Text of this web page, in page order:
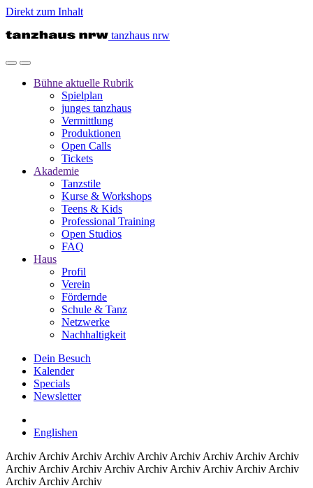
Direkt zum Inhalt
tanzhaus nrw
Bühne aktuelle Rubrik
Spielplan
junges tanzhaus
Vermittlung
Produktionen
Open Calls
Tickets
Akademie
Tanzstile
Kurse & Workshops
Teens & Kids
Professional Training
Open Studios
FAQ
Haus
Profil
Verein
Fördernde
Schule & Tanz
Netzwerke
Nachhaltigkeit
Dein Besuch
Kalender
Specials
Newsletter
Englishen
Archiv Archiv Archiv Archiv Archiv Archiv Archiv Archiv Archiv
Archiv Archiv Archiv Archiv Archiv Archiv Archiv Archiv Archiv
Archiv Archiv Archiv